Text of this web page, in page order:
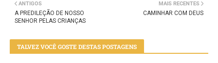
MAIS RECENTES
CAMINHAR COM DEUS
ANTIGOS
A PREDILEÇÃO DE NOSSO
SENHOR PELAS CRIANÇAS
TALVEZ VOCÊ GOSTE DESTAS POSTAGENS